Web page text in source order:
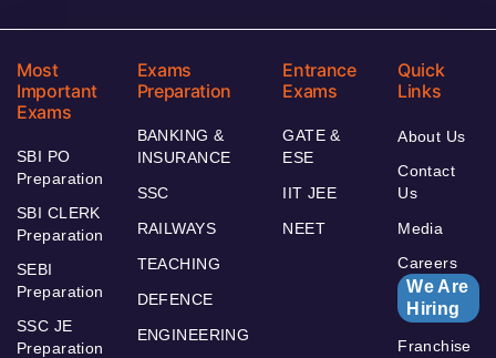
Most
Important
Exams
SBI PO
Preparation
SBI CLERK
Preparation
SEBI
Preparation
SSC JE
Preparation
Exams
Preparation
BANKING &
INSURANCE
SSC
RAILWAYS
TEACHING
DEFENCE
ENGINEERING
Entrance
Exams
GATE &
ESE
IIT JEE
NEET
Quick
Links
About Us
Contact
Us
Media
Careers
We Are
Hiring
Franchise